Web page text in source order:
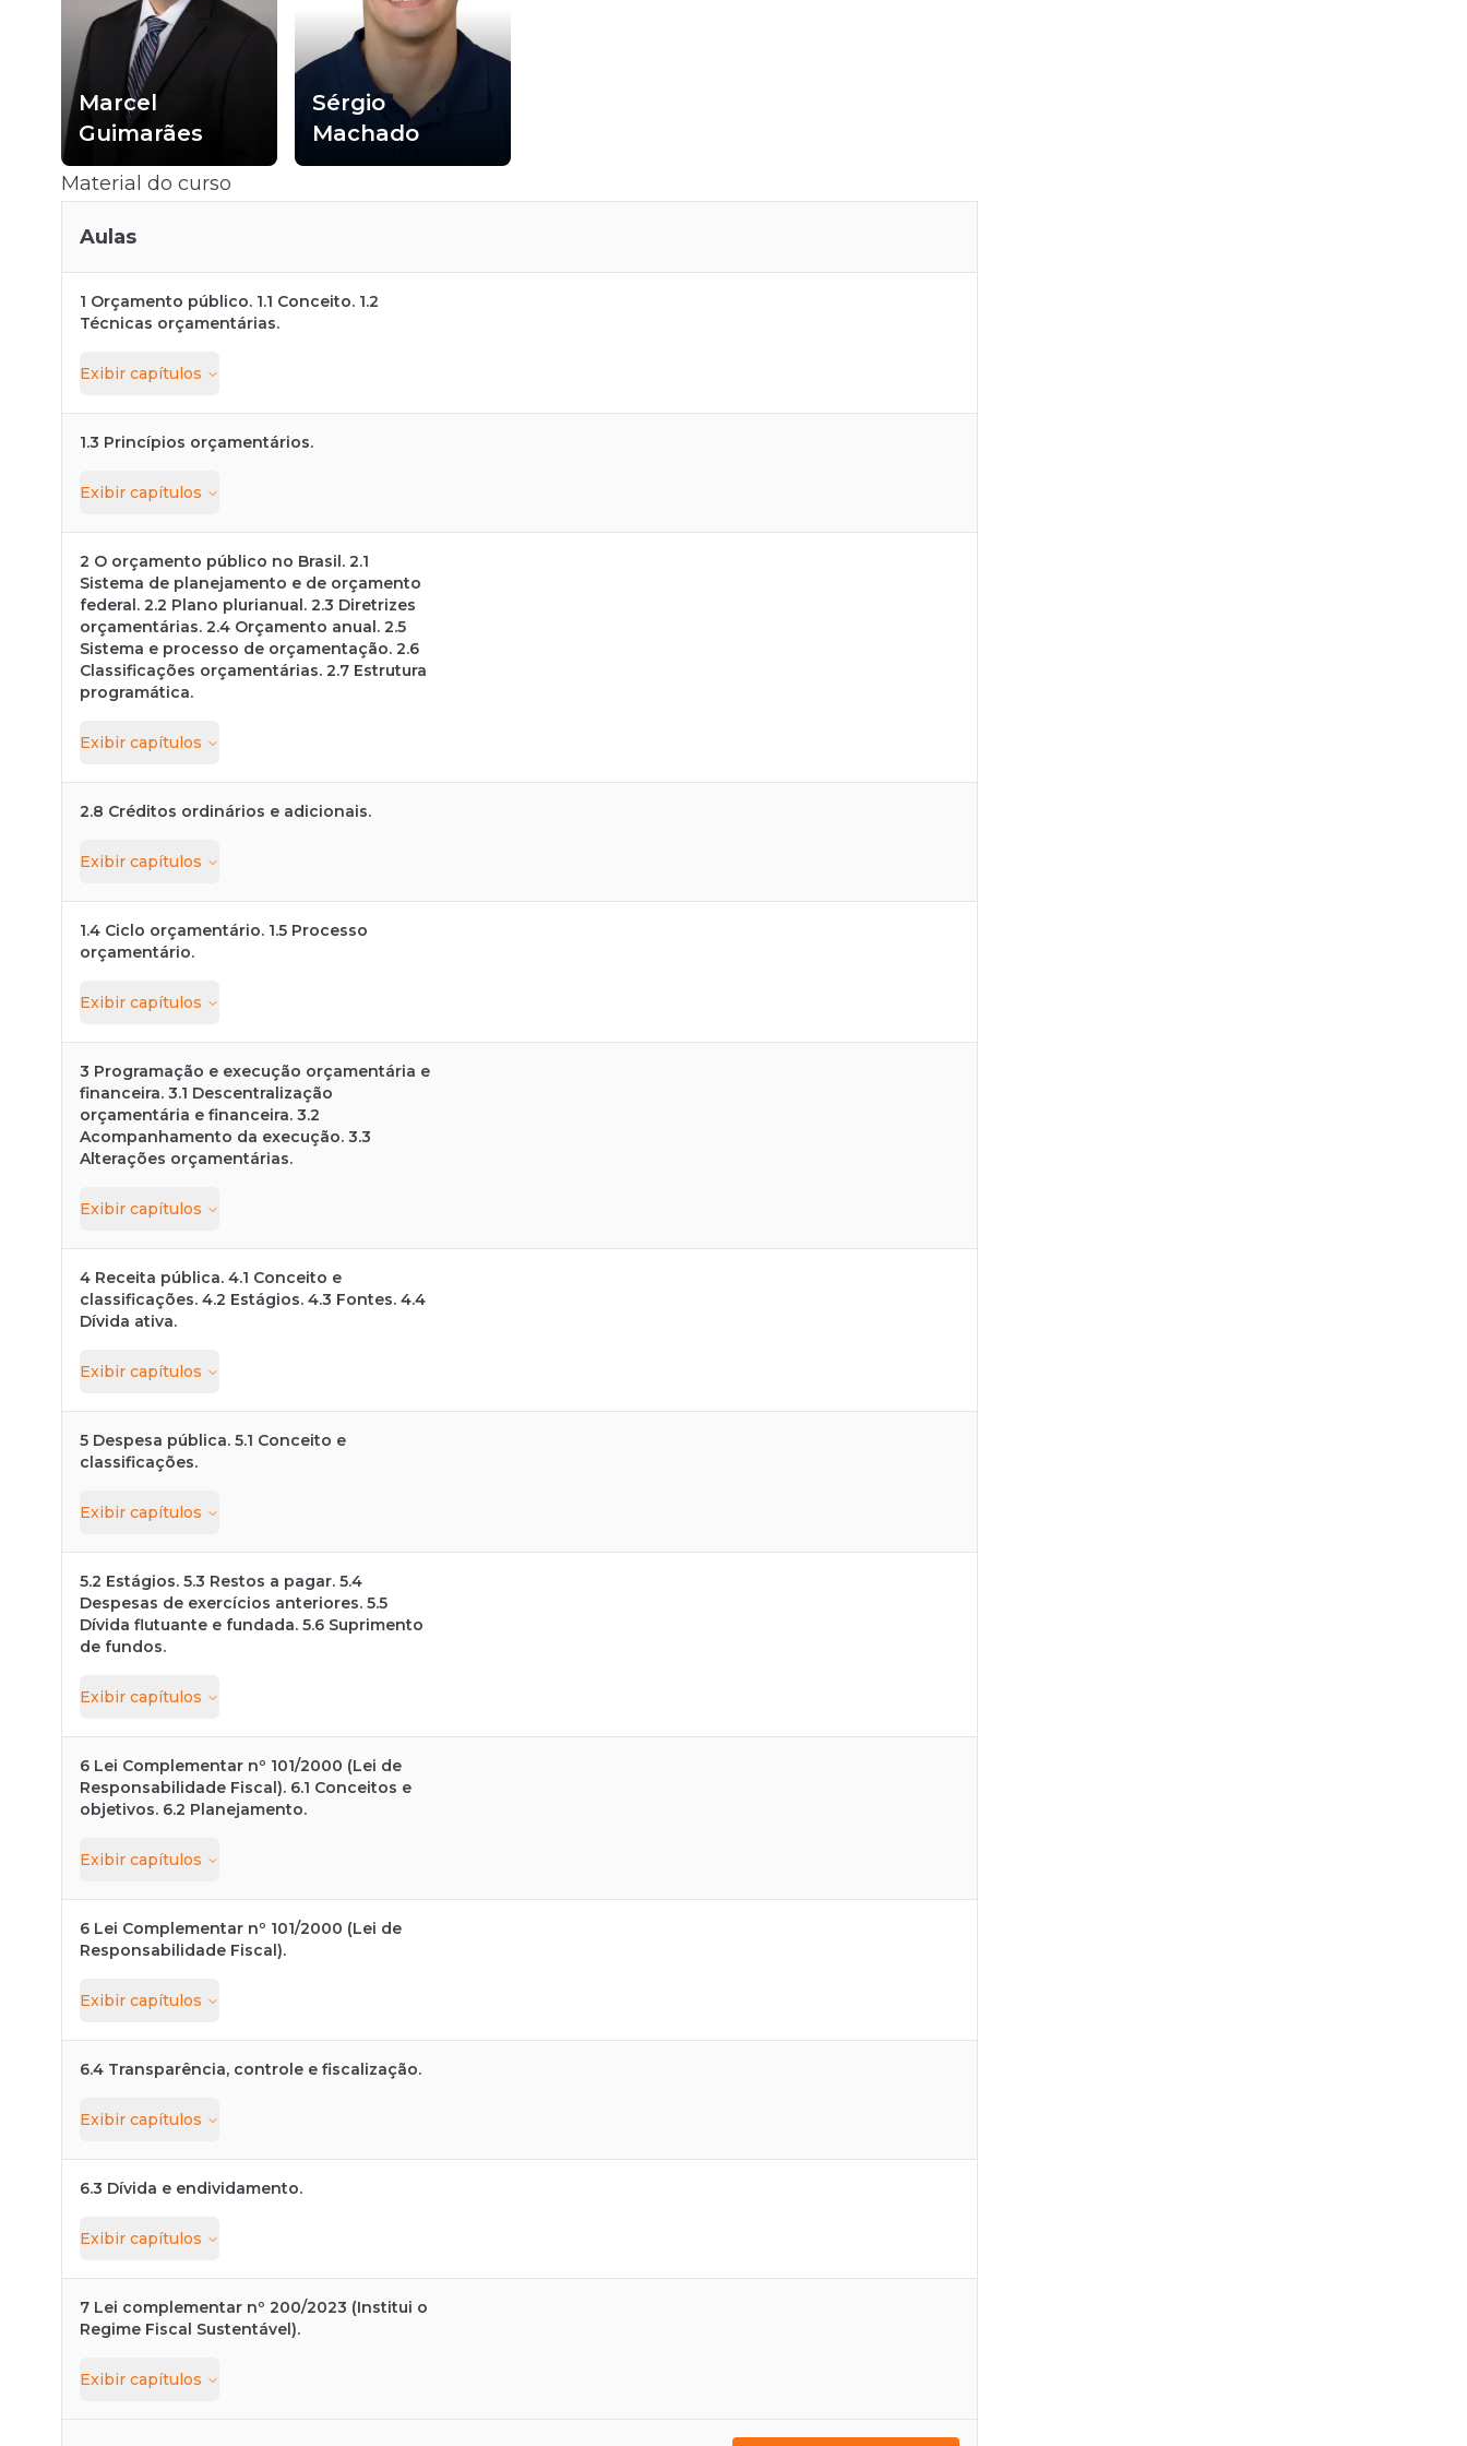
Marcel
Guimarães
Sérgio
Machado
Material do curso
Aulas
1 Orçamento público. 1.1 Conceito. 1.2
Técnicas orçamentárias.
Exibir capítulos
1.3 Princípios orçamentários.
Exibir capítulos
2 O orçamento público no Brasil. 2.1
Sistema de planejamento e de orçamento
federal. 2.2 Plano plurianual. 2.3 Diretrizes
orçamentárias. 2.4 Orçamento anual. 2.5
Sistema e processo de orçamentação. 2.6
Classificações orçamentárias. 2.7 Estrutura
programática.
Exibir capítulos
2.8 Créditos ordinários e adicionais.
Exibir capítulos
1.4 Ciclo orçamentário. 1.5 Processo
orçamentário.
Exibir capítulos
3 Programação e execução orçamentária e
financeira. 3.1 Descentralização
orçamentária e financeira. 3.2
Acompanhamento da execução. 3.3
Alterações orçamentárias.
Exibir capítulos
4 Receita pública. 4.1 Conceito e
classificações. 4.2 Estágios. 4.3 Fontes. 4.4
Dívida ativa.
Exibir capítulos
5 Despesa pública. 5.1 Conceito e
classificações.
Exibir capítulos
5.2 Estágios. 5.3 Restos a pagar. 5.4
Despesas de exercícios anteriores. 5.5
Dívida flutuante e fundada. 5.6 Suprimento
de fundos.
Exibir capítulos
6 Lei Complementar nº 101/2000 (Lei de
Responsabilidade Fiscal). 6.1 Conceitos e
objetivos. 6.2 Planejamento.
Exibir capítulos
6 Lei Complementar nº 101/2000 (Lei de
Responsabilidade Fiscal).
Exibir capítulos
6.4 Transparência, controle e fiscalização.
Exibir capítulos
6.3 Dívida e endividamento.
Exibir capítulos
7 Lei complementar nº 200/2023 (Institui o
Regime Fiscal Sustentável).
Exibir capítulos